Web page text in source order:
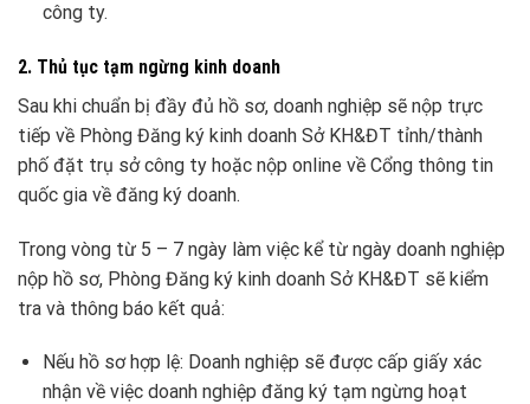
công ty.
2. Thủ tục tạm ngừng kinh doanh
Sau khi chuẩn bị đầy đủ hồ sơ, doanh nghiệp sẽ nộp trực
tiếp về Phòng Đăng ký kinh doanh Sở KH&ĐT tỉnh/thành
phố đặt trụ sở công ty hoặc nộp online về Cổng thông tin
quốc gia về đăng ký doanh.
Trong vòng từ 5 – 7 ngày làm việc kể từ ngày doanh nghiệp
nộp hồ sơ, Phòng Đăng ký kinh doanh Sở KH&ĐT sẽ kiểm
tra và thông báo kết quả:
Nếu hồ sơ hợp lệ: Doanh nghiệp sẽ được cấp giấy xác
nhận về việc doanh nghiệp đăng ký tạm ngừng hoạt